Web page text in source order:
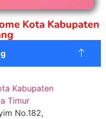
Kota Kabupaten
Kabupaten
Timur
No.182,